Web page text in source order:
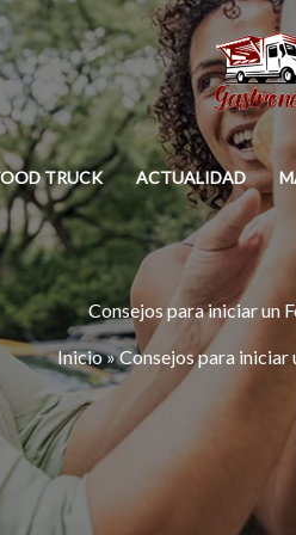
TRUCK ACTUALIDAD
Consejos para iniciar un
Inicio»Consejos para iniciar